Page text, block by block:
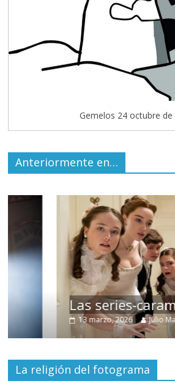
Gemelos 24 octubre de
Anteriormente en…
Las series-caramelos
13 marzo, 2026 Julio Martínez Molina
La religión del fotograma